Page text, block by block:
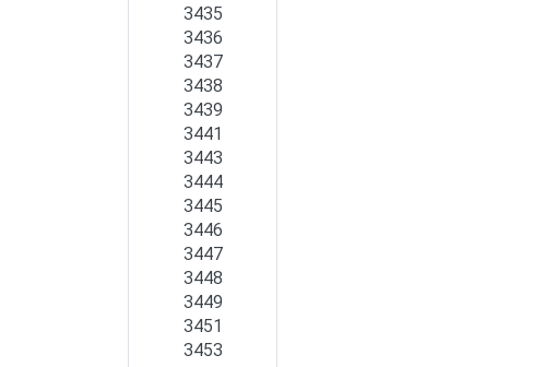
3435
3436
3437
3438
3439
3441
3443
3444
3445
3446
3447
3448
3449
3451
3453